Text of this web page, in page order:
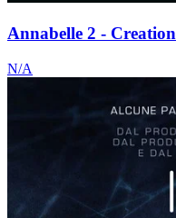
Annabelle 2 - Creation
N/A